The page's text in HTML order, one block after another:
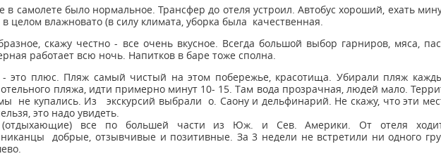
Поиск попутчика
в самолете было нормальное. Трансфер до отеля устроил. Автобус хороший, ехать
целом влажновато (в силу климата, уборка была качественная.
скажу честно - все очень вкусное. Всегда большой выбор гарниров, мяса,
работает всю ночь. Напитков в баре тоже сполна.
это плюс. Пляж самый чистый на этом побережье, красотища. Убирали пляж
отельного пляжа, идти примерно минут 10- 15. Там вода прозрачная, людей мало.
не купались. Из экскурсий выбрали о. Саону и дельфинарий. Не скажу, что эти
это надо увидеть.
все по большей части из Юж. и Сев. Америки. От отеля ходит
добрые, отзывчивые и позитивные. За 3 недели не встретили ни одного